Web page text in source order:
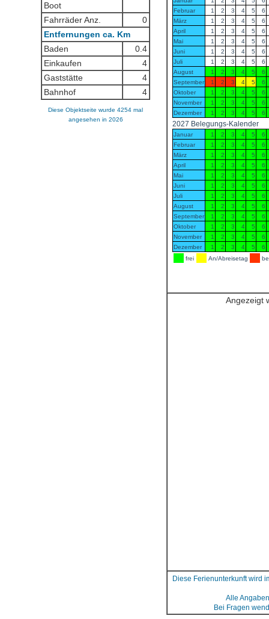
Boot
Fahrräder Anz.
0
Entfernungen ca. Km
Baden
0.4
Einkaufen
4
Gaststätte
4
Bahnhof
4
Diese Objektseite wurde 4254 mal
angesehen in 2026
Angezeigt
Diese Ferienunterkunft wird
Alle
Bei Fragen